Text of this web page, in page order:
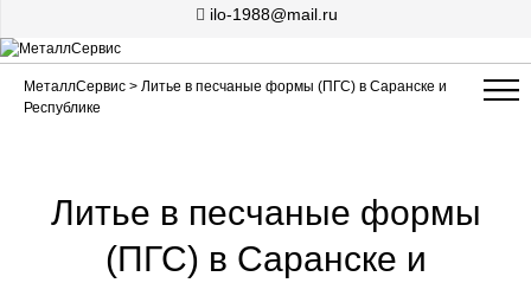
ilo-1988@mail.ru
МеталлСервис > Литье в песчаные формы (ПГС) в Саранске и
Республике
Литье в песчаные формы
(ПГС) в Саранске и